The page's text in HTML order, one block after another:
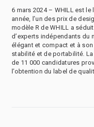
6 mars 2024 – WHILL est le
année, l’un des prix de
modèle R de WHILL a
d’experts indépendants du
élégant et compact et à
stabilité et de portabilité.
de 11 000 candidatures
l’obtention du label de